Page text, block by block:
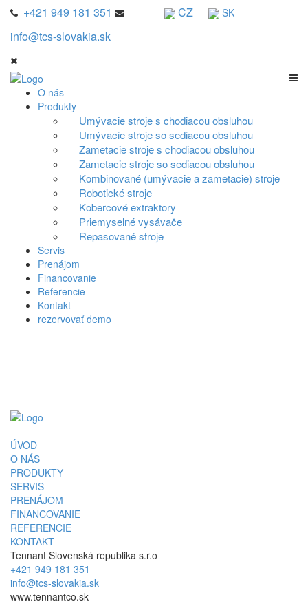
+421 949 181 351
info@tcs-slovakia.sk
CZ SK
O nás
Produkty
Umývacie stroje s chodiacou obsluhou
Umývacie stroje so sediacou obsluhou
Zametacie stroje s chodiacou obsluhou
Zametacie stroje so sediacou obsluhou
Kombinované (umývacie a zametacie) stroje
Robotické stroje
Kobercové extraktory
Priemyselné vysávače
Repasované stroje
Servis
Prenájom
Financovanie
Referencie
Kontakt
rezervovať demo
ÚVOD
O NÁS
PRODUKTY
SERVIS
PRENÁJOM
FINANCOVANIE
REFERENCIE
KONTAKT
Tennant Slovenská republika s.r.o
+421 949 181 351
info@tcs-slovakia.sk
www.tennantco.sk